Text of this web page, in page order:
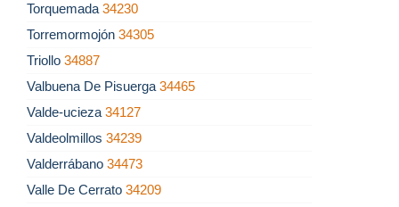
Torquemada 34230
Torremormojón 34305
Triollo 34887
Valbuena De Pisuerga 34465
Valde-ucieza 34127
Valdeolmillos 34239
Valderrábano 34473
Valle De Cerrato 34209